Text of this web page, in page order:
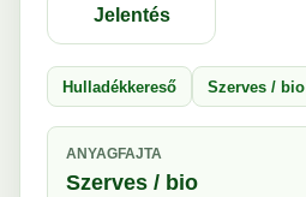
Jelentés
Hulladékkereső Szerves / bio
ANYAGFAJTA
Szerves / bio